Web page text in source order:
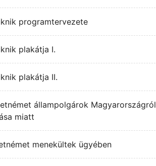
programtervezete
plakátja I.
plakátja II.
állampolgárok Magyarországról
miatt
menekültek ügyében